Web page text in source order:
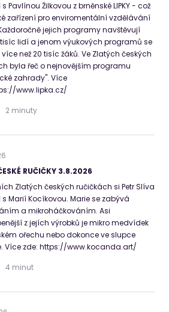
Pavlínou Žilkovou z brněnské LIPKY - což
zařízení pro enviromentální vzdělávání
jejich programy navštěvují
lidí a jenom výukových programů se
než 20 tisíc žáků. Ve Zlatých českých
byla řeč o nejnovějším programu
zahrady". Více
www.lipka.cz/
2 minuty
RUČIČKY 3.8.2026
Zlatých českých ručičkách si Petr Slíva
Marií Kocíkovou. Marie se zabývá
a mikroháčkováním. Asi
z jejích výrobků je mikro medvídek
ořechu nebo dokonce ve slupce
Více zde: https://www.kocanda.art/
4 minut